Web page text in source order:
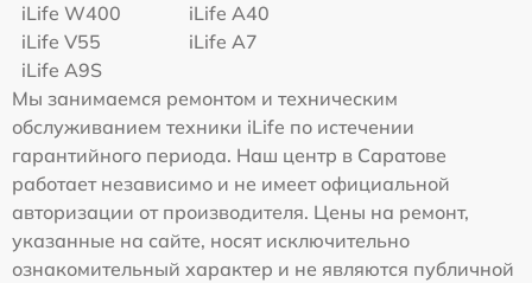
iLife W400
iLife A40
iLife V55
iLife A7
iLife A9S
Мы занимаемся ремонтом и техническим
обслуживанием техники iLife по истечении
гарантийного периода. Наш центр в Саратове
работает независимо и не имеет официальной
авторизации от производителя. Цены на ремонт,
указанные на сайте, носят исключительно
ознакомительный характер и не являются публичной